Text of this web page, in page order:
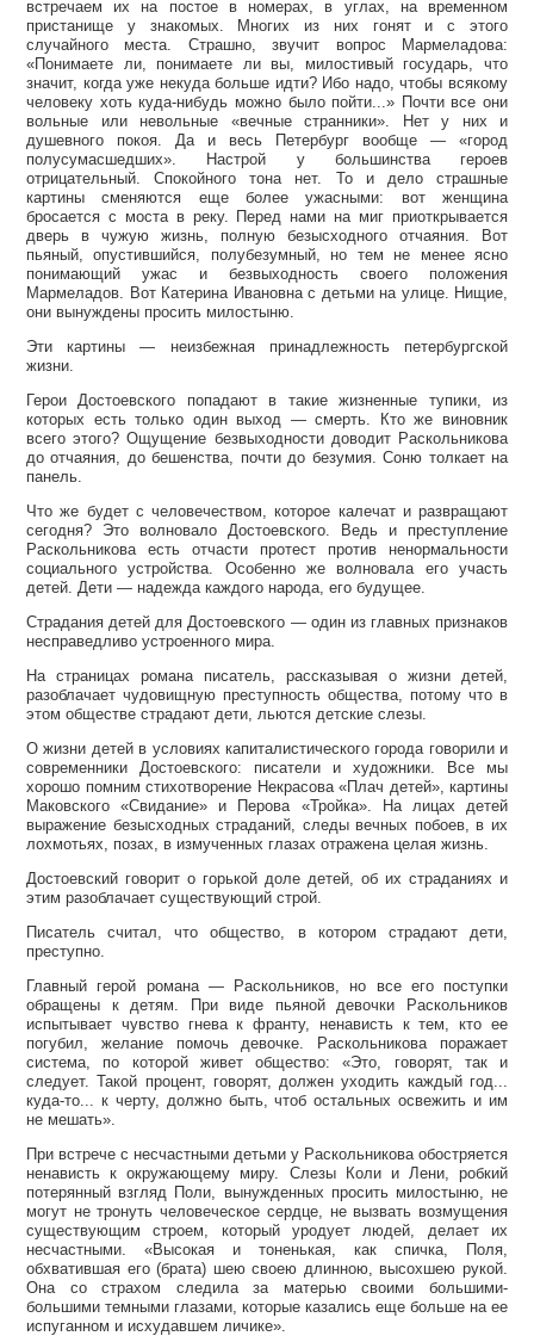
встречаем их на постое в номерах, в углах, на временном
пристанище у знакомых. Многих из них гонят и с этого
случайного места. Страшно, звучит вопрос Мармеладова:
«Понимаете ли, понимаете ли вы, милостивый государь, что
значит, когда уже некуда больше идти? Ибо надо, чтобы всякому
человеку хоть куда-нибудь можно было пойти...» Почти все они
вольные или невольные «вечные странники». Нет у них и
душевного покоя. Да и весь Петербург вообще — «город
полусумасшедших». Настрой у большинства героев
отрицательный. Спокойного тона нет. То и дело страшные
картины сменяются еще более ужасными: вот женщина
бросается с моста в реку. Перед нами на миг приоткрывается
дверь в чужую жизнь, полную безысходного отчаяния. Вот
пьяный, опустившийся, полубезумный, но тем не менее ясно
понимающий ужас и безвыходность своего положения
Мармеладов. Вот Катерина Ивановна с детьми на улице. Нищие,
они вынуждены просить милостыню.
Эти картины — неизбежная принадлежность петербургской
жизни.
Герои Достоевского попадают в такие жизненные тупики, из
которых есть только один выход — смерть. Кто же виновник
всего этого? Ощущение безвыходности доводит Раскольникова
до отчаяния, до бешенства, почти до безумия. Соню толкает на
панель.
Что же будет с человечеством, которое калечат и развращают
сегодня? Это волновало Достоевского. Ведь и преступление
Раскольникова есть отчасти протест против ненормальности
социального устройства. Особенно же волновала его участь
детей. Дети — надежда каждого народа, его будущее.
Страдания детей для Достоевского — один из главных признаков
несправедливо устроенного мира.
На страницах романа писатель, рассказывая о жизни детей,
разоблачает чудовищную преступность общества, потому что в
этом обществе страдают дети, льются детские слезы.
О жизни детей в условиях капиталистического города говорили и
современники Достоевского: писатели и художники. Все мы
хорошо помним стихотворение Некрасова «Плач детей», картины
Маковского «Свидание» и Перова «Тройка». На лицах детей
выражение безысходных страданий, следы вечных побоев, в их
лохмотьях, позах, в измученных глазах отражена целая жизнь.
Достоевский говорит о горькой доле детей, об их страданиях и
этим разоблачает существующий строй.
Писатель считал, что общество, в котором страдают дети,
преступно.
Главный герой романа — Раскольников, но все его поступки
обращены к детям. При виде пьяной девочки Раскольников
испытывает чувство гнева к франту, ненависть к тем, кто ее
погубил, желание помочь девочке. Раскольникова поражает
система, по которой живет общество: «Это, говорят, так и
следует. Такой процент, говорят, должен уходить каждый год...
куда-то... к черту, должно быть, чтоб остальных освежить и им
не мешать».
При встрече с несчастными детьми у Раскольникова обостряется
ненависть к окружающему миру. Слезы Коли и Лени, робкий
потерянный взгляд Поли, вынужденных просить милостыню, не
могут не тронуть человеческое сердце, не вызвать возмущения
существующим строем, который уродует людей, делает их
несчастными. «Высокая и тоненькая, как спичка, Поля,
обхватившая его (брата) шею своею длинною, высохшею рукой.
Она со страхом следила за матерью своими большими-
большими темными глазами, которые казались еще больше на ее
испуганном и исхудавшем личике».